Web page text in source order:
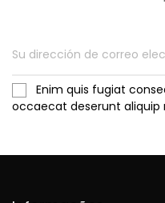
Enim quis fugiat
occaecat deserunt aliquip